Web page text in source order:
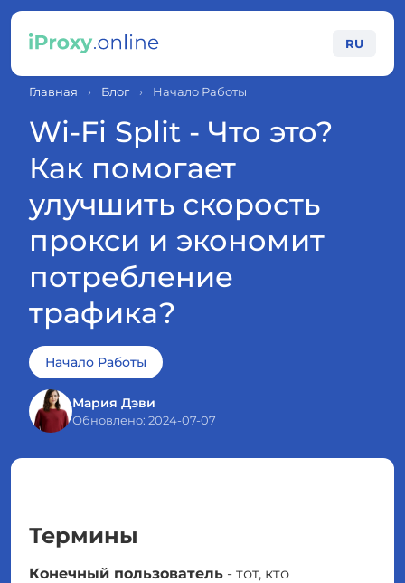
RU
Главная › Блог › Начало Работы
Wi-Fi Split - Что это?
Как помогает
улучшить скорость
прокси и экономит
потребление
трафика?
Начало Работы
Мария Дэви
Обновлено: 2024-07-07
Термины
Конечный пользователь - тот, кто